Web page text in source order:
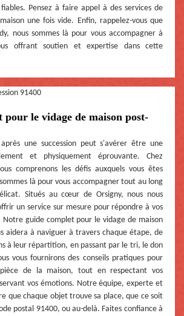
Pensez à faire appel à des services de
une fois vide. Enfin, rappelez-vous que
nous sommes là pour vous accompagner à
offrant soutien et expertise dans cette
pour le vidage de maison post-
une succession peut s'avérer être une
et physiquement éprouvante. Chez
comprenons les défis auxquels vous êtes
là pour vous accompagner tout au long
Situés au cœur de Orsigny, nous nous
un service sur mesure pour répondre à vos
Notre guide complet pour le vidage de maison
aidera à naviguer à travers chaque étape, de
à leur répartition, en passant par le tri, le don
vous fournirons des conseils pratiques pour
de la maison, tout en respectant vos
vos émotions. Notre équipe, experte et
que chaque objet trouve sa place, que ce soit
postal 91400, ou au-delà. Faites confiance à